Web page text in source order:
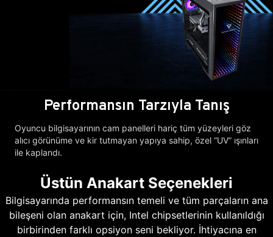
Performansın Tarzıyla Tanış
Oyuncu bilgisayarının cam panelleri hariç tüm yüzeyleri göz
alıcı görünüme ve kir tutmayan yapıya sahip, özel “UV” ışınları
ile kaplandı.
Üstün Anakart Seçenekleri
Bilgisayarında performansın temeli ve tüm parçaların ana
bileşeni olan anakart için, Intel chipsetlerinin kullanıldığı
birbirinden farklı opsiyon seni bekliyor. İhtiyacına en